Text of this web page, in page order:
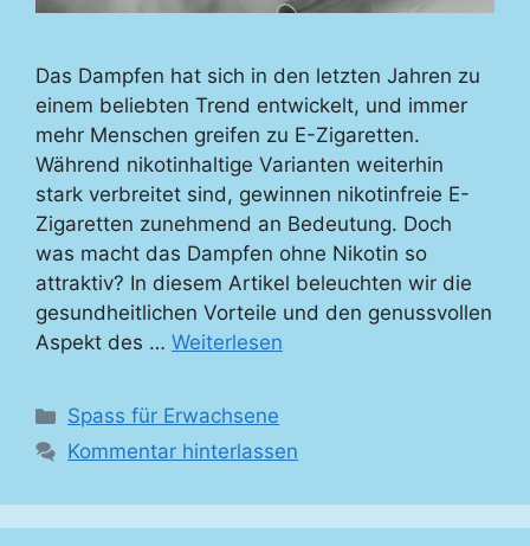
Das Dampfen hat sich in den letzten Jahren zu
einem beliebten Trend entwickelt, und immer
mehr Menschen greifen zu E-Zigaretten.
Während nikotinhaltige Varianten weiterhin
stark verbreitet sind, gewinnen nikotinfreie E-
Zigaretten zunehmend an Bedeutung. Doch
was macht das Dampfen ohne Nikotin so
attraktiv? In diesem Artikel beleuchten wir die
gesundheitlichen Vorteile und den genussvollen
Aspekt des … Weiterlesen
Kategorien
Spass für Erwachsene
Kommentar hinterlassen